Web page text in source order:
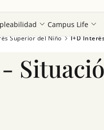
Campus Life
Superior del Niño I+D